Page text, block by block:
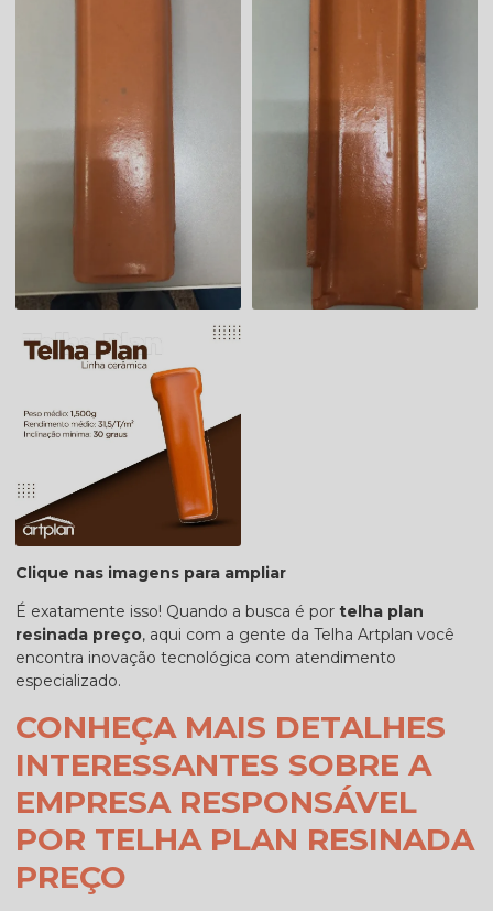
Clique nas imagens para ampliar
É exatamente isso! Quando a busca é por telha plan
resinada preço, aqui com a gente da Telha Artplan você
encontra inovação tecnológica com atendimento
especializado.
CONHEÇA MAIS DETALHES
INTERESSANTES SOBRE A
EMPRESA RESPONSÁVEL
POR TELHA PLAN RESINADA
PREÇO